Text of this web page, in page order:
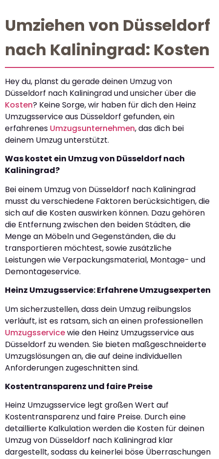
Umziehen von Düsseldorf
nach Kaliningrad: Kosten
Hey du, planst du gerade deinen Umzug von
Düsseldorf nach Kaliningrad und unsicher über die
Kosten? Keine Sorge, wir haben für dich den Heinz
Umzugsservice aus Düsseldorf gefunden, ein
erfahrenes Umzugsunternehmen, das dich bei
deinem Umzug unterstützt.
Was kostet ein Umzug von Düsseldorf nach
Kaliningrad?
Bei einem Umzug von Düsseldorf nach Kaliningrad
musst du verschiedene Faktoren berücksichtigen, die
sich auf die Kosten auswirken können. Dazu gehören
die Entfernung zwischen den beiden Städten, die
Menge an Möbeln und Gegenständen, die du
transportieren möchtest, sowie zusätzliche
Leistungen wie Verpackungsmaterial, Montage- und
Demontageservice.
Heinz Umzugsservice: Erfahrene Umzugsexperten
Um sicherzustellen, dass dein Umzug reibungslos
verläuft, ist es ratsam, sich an einen professionellen
Umzugsservicewie den Heinz Umzugsservice aus
Düsseldorf zu wenden. Sie bieten maßgeschneiderte
Umzugslösungen an, die auf deine individuellen
Anforderungen zugeschnitten sind.
Kostentransparenz und faire Preise
Heinz Umzugsservice legt großen Wert auf
Kostentransparenz und faire Preise. Durch eine
detaillierte Kalkulation werden die Kosten für deinen
Umzug von Düsseldorf nach Kaliningrad klar
dargestellt, sodass du keinerlei böse Überraschungen